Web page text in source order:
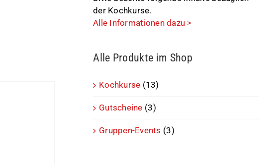
der Kochkurse.
Alle Informationen dazu >
Alle Produkte im Shop
Kochkurse (13)
Gutscheine (3)
Gruppen-Events (3)